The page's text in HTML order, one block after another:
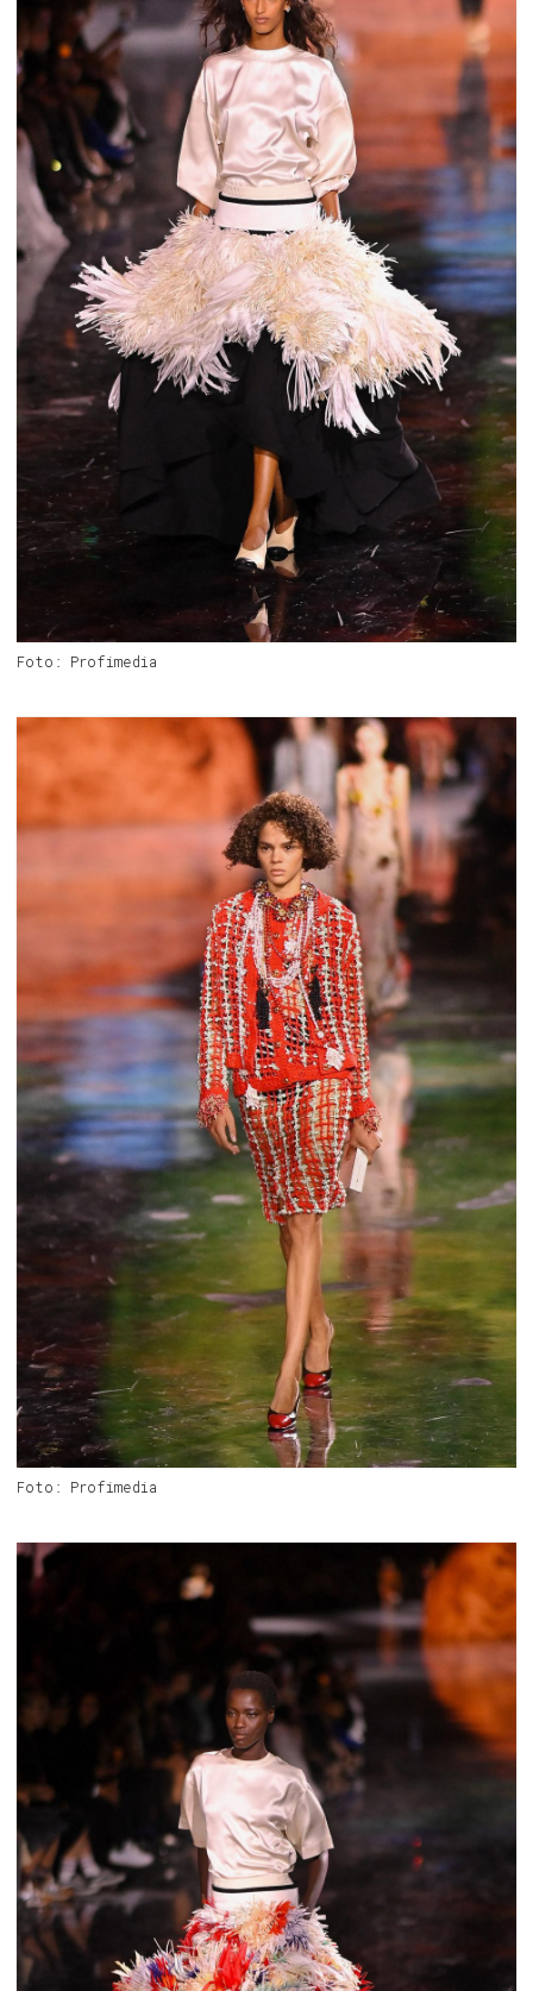
Foto: Profimedia
Foto: Profimedia